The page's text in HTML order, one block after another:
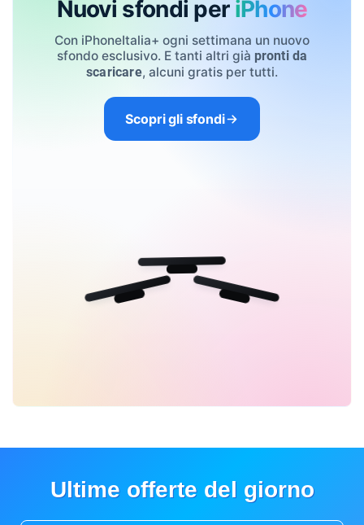
Nuovi sfondi per iPhone
Con iPhoneItalia+ ogni settimana un nuovo
sfondo esclusivo. E tanti altri già pronti da
scaricare, alcuni gratis per tutti.
Scopri gli sfondi
Ultime offerte del giorno